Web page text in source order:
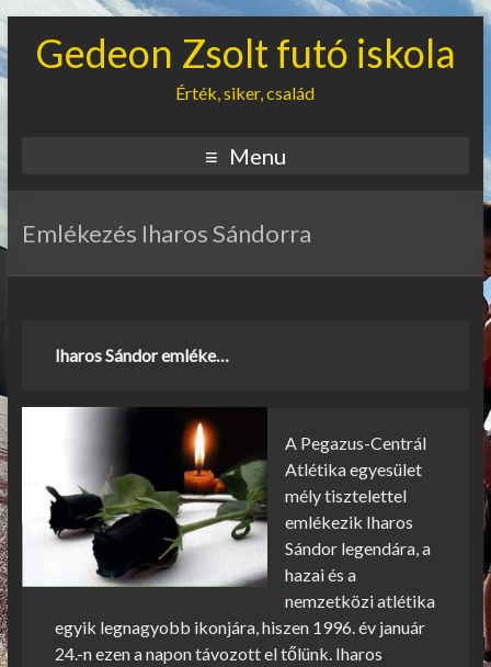
Gedeon Zsolt futó iskola
Érték, siker, család
Menu
Emlékezés Iharos Sándorra
Iharos Sándor emléke…
A Pegazus-Centrál
Atlétika egyesület
mély tisztelettel
emlékezik Iharos
Sándor legendára, a
hazai és a
nemzetközi atlétika
egyik legnagyobb ikonjára, hiszen 1996. év január
24.-n ezen a napon távozott el tőlünk. Iharos